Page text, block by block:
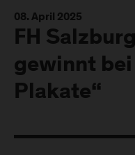
08. April 2025
FH
gewinnt bei
Plakate“